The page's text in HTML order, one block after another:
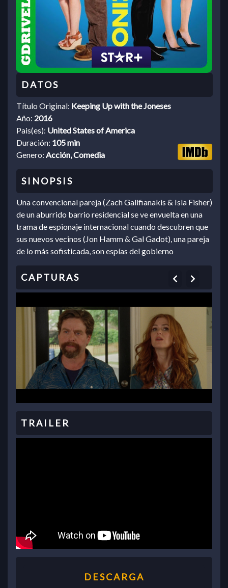
Título Original: Keeping Up with the Joneses
Año: 2016
Pais(es): United States of America
Duración: 105 min
Genero: Acción, Comedia
Una convencional pareja (Zach Galifianakis & Isla Fisher)
de un aburrido barrio residencial se ve envuelta en una
trama de espionaje internacional cuando descubren que
sus nuevos vecinos (Jon Hamm & Gal Gadot), una pareja
de lo más sofisticada, son espías del gobierno
Previous